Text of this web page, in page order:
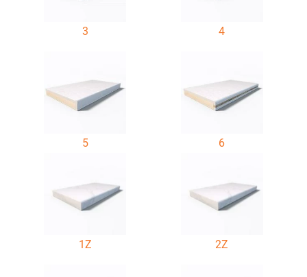
3 4
5 6
1Z 2Z